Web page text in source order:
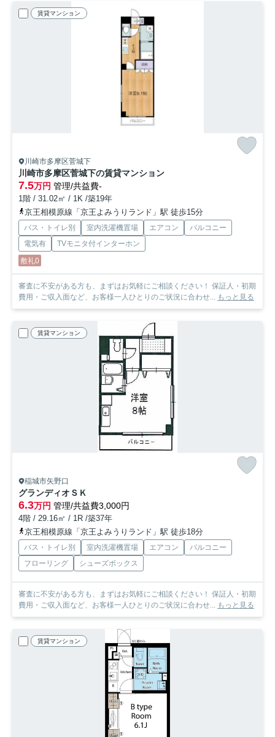
賃貸マンション
川崎市多摩区菅城下
川崎市多摩区菅城下の賃貸マンション
7.5万円 管理/共益費-
1階 / 31.02㎡ / 1K /築19年
京王相模原線「京王よみうりランド」駅 徒歩15分
バス・トイレ別 室内洗濯機置場 エアコン
バルコニー
電気有
TVモニタ付インターホン
敷礼0
審査に不安がある方も、まずはお気軽にご相談ください！ 保証人・初期
費用・ご収入面など、お客様一人ひとりのご状況に合わせ... もっと見る
賃貸マンション
稲城市矢野口
グランディオＳＫ
6.3万円 管理/共益費3,000円
4階 / 29.16㎡ / 1R /築37年
京王相模原線「京王よみうりランド」駅 徒歩18分
バス・トイレ別 室内洗濯機置場 エアコン
バルコニー
フローリング
シューズボックス
審査に不安がある方も、まずはお気軽にご相談ください！ 保証人・初期
費用・ご収入面など、お客様一人ひとりのご状況に合わせ... もっと見る
賃貸マンション